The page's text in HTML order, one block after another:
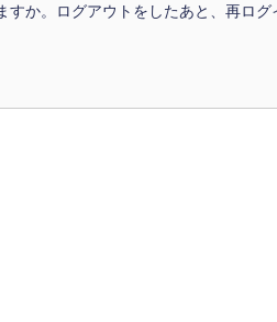
すか。ログアウトをしたあと、再ログ